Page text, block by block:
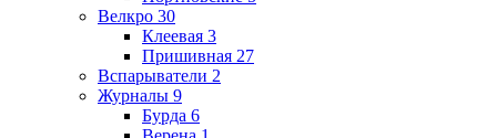
Велкро 30
Клеевая 3
Пришивная 27
Вспарыватели 2
Журналы 9
Бурда 6